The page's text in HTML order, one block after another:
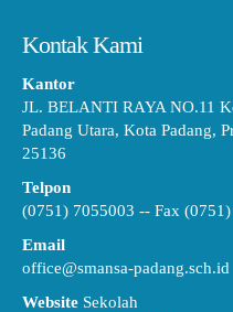
Kontak Kami
Kantor
JL. BELANTI RAYA NO.11
Padang Utara, Kota Padang,
25136
Telpon
(0751) 7055003 -- Fax
Email
office@smansa-padang.sch.id
Website Sekolah